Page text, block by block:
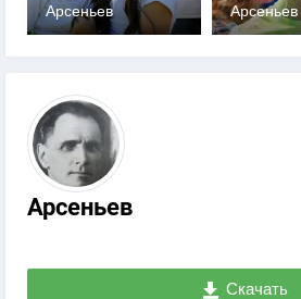
0
Арсеньев
0
Арсеньев
Арсеньев
Скачать